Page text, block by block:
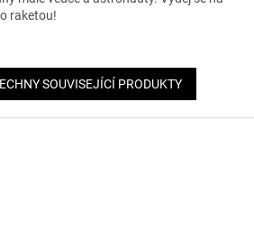
raketou!
SOUVISEJÍCÍ PRODUKTY